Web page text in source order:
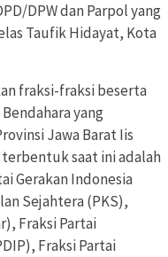
DPW dan Parpol yang
Taufik Hidayat, Kota
fraksi-fraksi beserta
yang
Jawa Barat Iis
saat ini adalah
Gerakan Indonesia
Sejahtera (PKS),
Fraksi Partai
Fraksi Partai